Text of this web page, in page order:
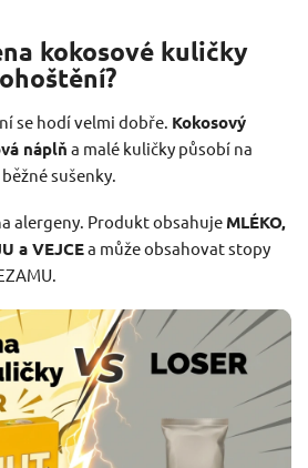
kokosové kuličky
se hodí velmi dobře. Kokosový
náplň a malé kuličky působí na
sušenky.
alergeny. Produkt obsahuje MLÉKO,
a VEJCEa může obsahovat stopy